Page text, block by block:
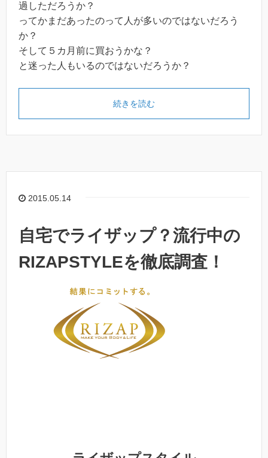
過しただろうか？
ってかまだあったのって人が多いのではないだろう
か？
そして５カ月前に買おうかな？
と迷った人もいるのではないだろうか？
続きを読む
2015.05.14
自宅でライザップ？流行中の
RIZAPSTYLEを徹底調査！